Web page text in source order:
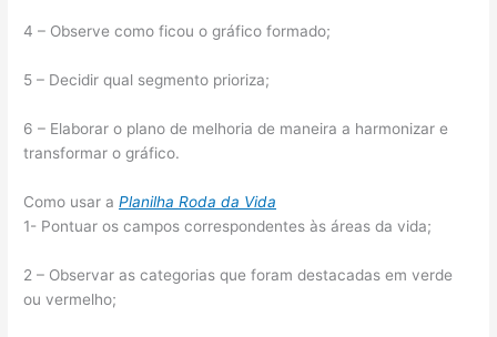
4 – Observe como ficou o gráfico formado;
5 – Decidir qual segmento prioriza;
6 – Elaborar o plano de melhoria de maneira a harmonizar e
transformar o gráfico.
Como usar aPlanilha Roda da Vida
1- Pontuar os campos correspondentes às áreas da vida;
2 – Observar as categorias que foram destacadas em verde
ou vermelho;